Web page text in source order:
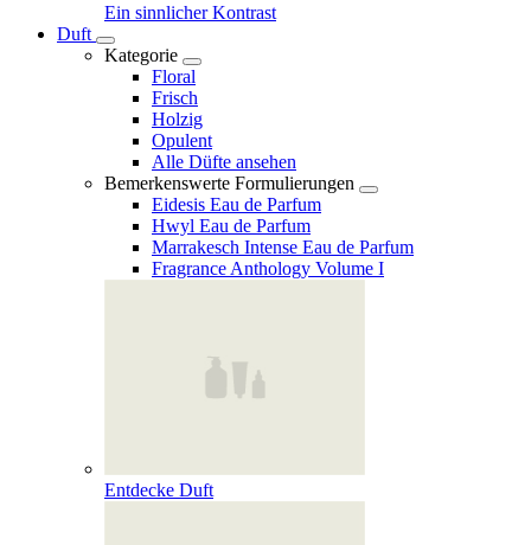
Ein sinnlicher Kontrast
Duft
Kategorie
Floral
Frisch
Holzig
Opulent
Alle Düfte ansehen
Bemerkenswerte Formulierungen
Eidesis Eau de Parfum
Hwyl Eau de Parfum
Marrakesch Intense Eau de Parfum
Fragrance Anthology Volume I
Entdecke Duft